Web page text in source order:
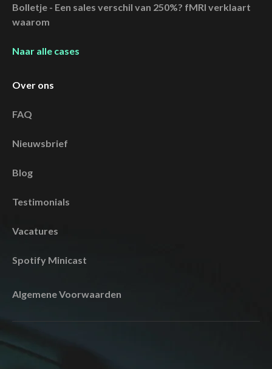
Bolletje - Een sales verschil van 250%? fMRI verklaart
waarom
Naar alle cases
Over ons
FAQ
Nieuwsbrief
Blog
Testimonials
Vacatures
Spotify Minicast
Algemene Voorwaarden